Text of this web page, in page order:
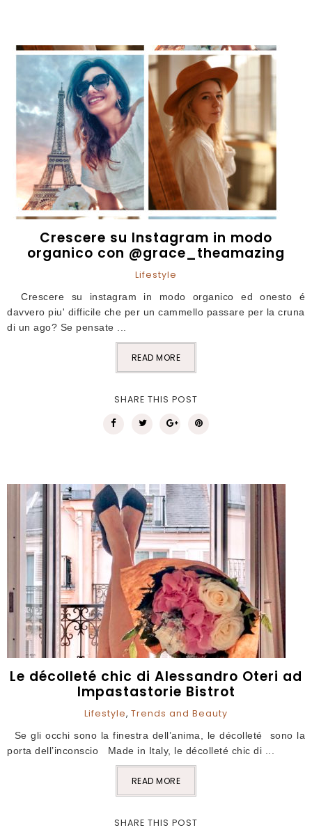
Crescere su Instagram in modo
organico con @grace_theamazing
Lifestyle
Crescere su instagram in modo organico ed onesto é
davvero piu' difficile che per un cammello passare per la cruna
di un ago? Se pensate ...
READ MORE
SHARE THIS POST
Le décolleté chic di Alessandro Oteri ad
Impastastorie Bistrot
Lifestyle, Trends and Beauty
Se gli occhi sono la finestra dell’anima, le décolleté sono la
porta dell’inconscio Made in Italy, le décolleté chic di ...
READ MORE
SHARE THIS POST